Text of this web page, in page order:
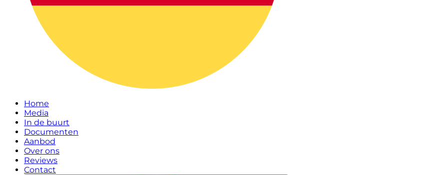
Home
Media
In de buurt
Documenten
Aanbod
Over ons
Reviews
Contact